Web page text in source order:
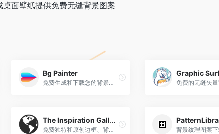
面壁纸提供免费无缝背景图案
Bg Painter
免费生成和下载您的背景图片
Graphic
免费的无缝矢
The Inspiration Gallery
免费独特和原创边框、背景、壁纸图案 背景纹理图案